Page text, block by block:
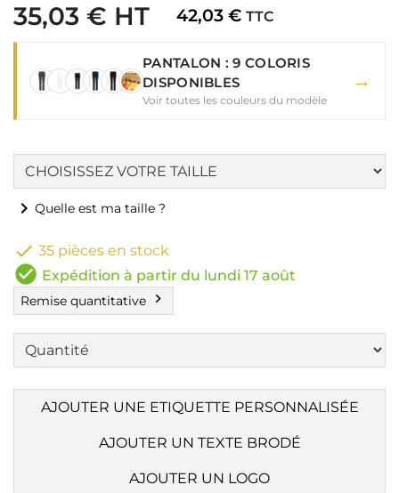
35,03 € HT 42,03 € TTC
PANTALON : 9 COLORIS
DISPONIBLES
Voir toutes les couleurs du modèle
→
chevron_right Quelle est ma taille ?
 35 pièces en stock
check_circle Expédition à partir du lundi 17 août
Remise quantitative chevron_right
AJOUTER UNE ETIQUETTE PERSONNALISÉE
AJOUTER UN TEXTE BRODÉ
AJOUTER UN LOGO